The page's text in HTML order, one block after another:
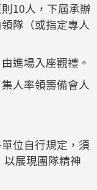
10人，下屆承辦
隊（或指定專人
進場入座觀禮。
人率領籌備會人
位自行規定，須
展現團隊精神